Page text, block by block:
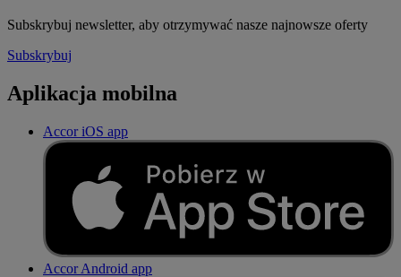
Subskrybuj newsletter, aby otrzymywać nasze najnowsze oferty
Subskrybuj
Aplikacja mobilna
Accor iOS app
Accor Android app